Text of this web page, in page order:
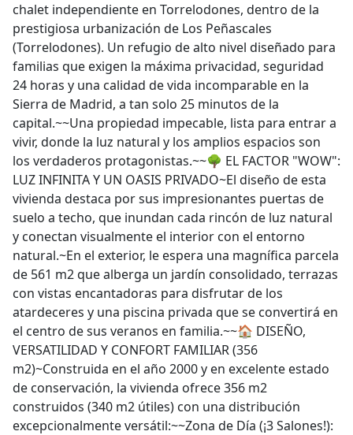
chalet independiente en Torrelodones, dentro de la
prestigiosa urbanización de Los Peñascales
(Torrelodones). Un refugio de alto nivel diseñado para
familias que exigen la máxima privacidad, seguridad
24 horas y una calidad de vida incomparable en la
Sierra de Madrid, a tan solo 25 minutos de la
capital.~~Una propiedad impecable, lista para entrar a
vivir, donde la luz natural y los amplios espacios son
los verdaderos protagonistas.~~🌳 EL FACTOR "WOW":
LUZ INFINITA Y UN OASIS PRIVADO~El diseño de esta
vivienda destaca por sus impresionantes puertas de
suelo a techo, que inundan cada rincón de luz natural
y conectan visualmente el interior con el entorno
natural.~En el exterior, le espera una magnífica parcela
de 561 m2 que alberga un jardín consolidado, terrazas
con vistas encantadoras para disfrutar de los
atardeceres y una piscina privada que se convertirá en
el centro de sus veranos en familia.~~🏠 DISEÑO,
VERSATILIDAD Y CONFORT FAMILIAR (356
m2)~Construida en el año 2000 y en excelente estado
de conservación, la vivienda ofrece 356 m2
construidos (340 m2 útiles) con una distribución
excepcionalmente versátil:~~Zona de Día (¡3 Salones!):